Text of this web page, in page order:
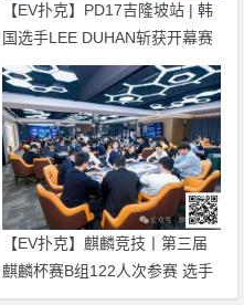
【EV扑克】PD17吉隆坡站 | 韩
国选手LEE DUHAN斩获开幕赛
冠军 国人刘文凯获第5名
【EV扑克】麒麟竞技丨第三届
麒麟杯赛B组122人次参赛 选手
飞飞以329000记分牌领衔27人